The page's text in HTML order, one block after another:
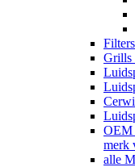
Grills
OEM
merk
alle